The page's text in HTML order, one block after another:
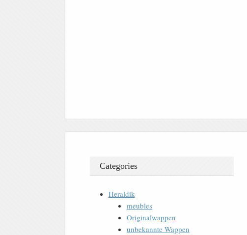
Categories
Heraldik
meubles
Originalwappen
unbekannte Wappen